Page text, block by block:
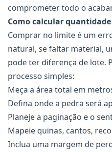
comprometer todo o
Como calcular
Comprar no limite é um
natural, se faltar material,
pode ter diferença de lote.
processo simples:
Meça a área total em
Defina onde a pedra será
Planeje a paginação e o
Mapeie quinas, cantos,
Inclua uma margem de